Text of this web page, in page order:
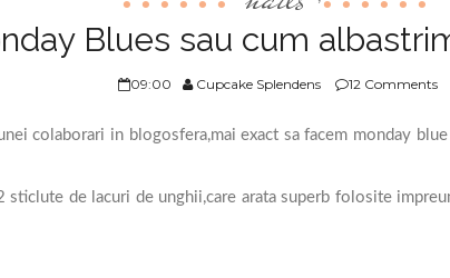
Blues sau cum
09:00 Cupcake Splendens
12 Comments
colaborari in blogosfera,mai exact sa facem monday
de lacuri de unghii,care arata superb folosite